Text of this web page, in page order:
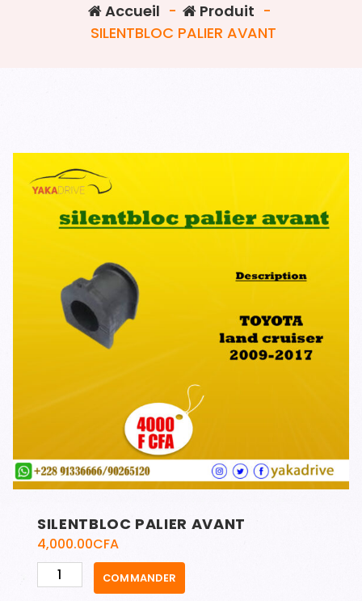
Accueil - Produit -
SILENTBLOC PALIER AVANT
SILENTBLOC PALIER AVANT
4,000.00CFA
quantité
de
COMMANDER